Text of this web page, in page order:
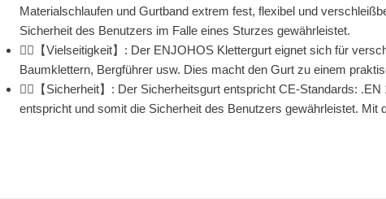
Materialschlaufen und Gurtband extrem fest, flexibel und
Sicherheit des Benutzers im Falle eines Sturzes gewährleistet.
🧗‍♂️【Vielseitigkeit】: Der ENJOHOS Klettergurt eignet sich für
Baumklettern, Bergführer usw. Dies macht den Gurt zu einem
🧗‍♂️【Sicherheit】: Der Sicherheitsgurt entspricht CE-Standards:
entspricht und somit die Sicherheit des Benutzers gewährleistet.